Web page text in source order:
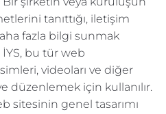
tanıttığı, iletişim
fazla bilgi sunmak
bu tür web
videoları ve diğer
düzenlemek için kullanılır.
sitesinin genel tasarımı